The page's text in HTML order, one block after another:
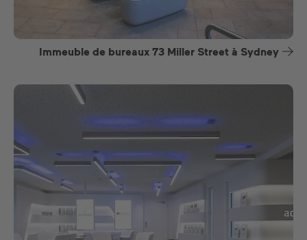
Immeuble de bureaux 73 Miller Street à Sydney